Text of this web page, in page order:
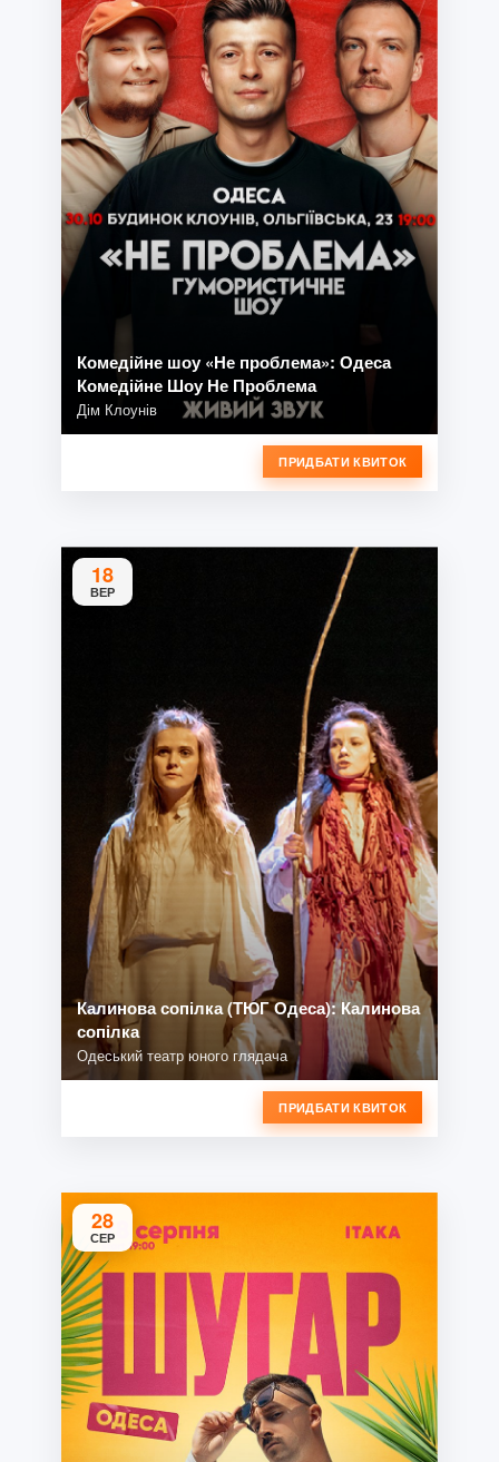
Комедійне шоу «Не проблема»: Одеса
Комедійне Шоу Не Проблема
Дім Клоунів
ПРИДБАТИ КВИТОК
18
ВЕР
Калинова сопілка (ТЮГ Одеса): Калинова
сопілка
Одеський театр юного глядача
ПРИДБАТИ КВИТОК
28
СЕР